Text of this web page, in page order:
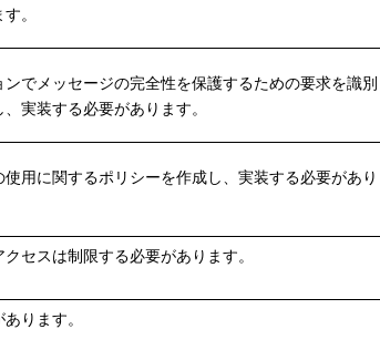
。
でメッセージの完全性を保護するための要求を識別
実装する必要があります。
用に関するポリシーを作成し、実装する必要があり
セスは制限する必要があります。
ります。